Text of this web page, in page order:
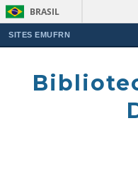
BRASIL
SITES EMUFRN